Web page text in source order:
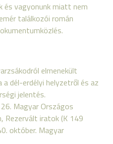
és vagyonunk miatt nem
találkozói román
elmenekült
dél-erdélyi helyzetről és az
jelentés.
Magyar Országos
Rezervált iratok (K 149
október. Magyar